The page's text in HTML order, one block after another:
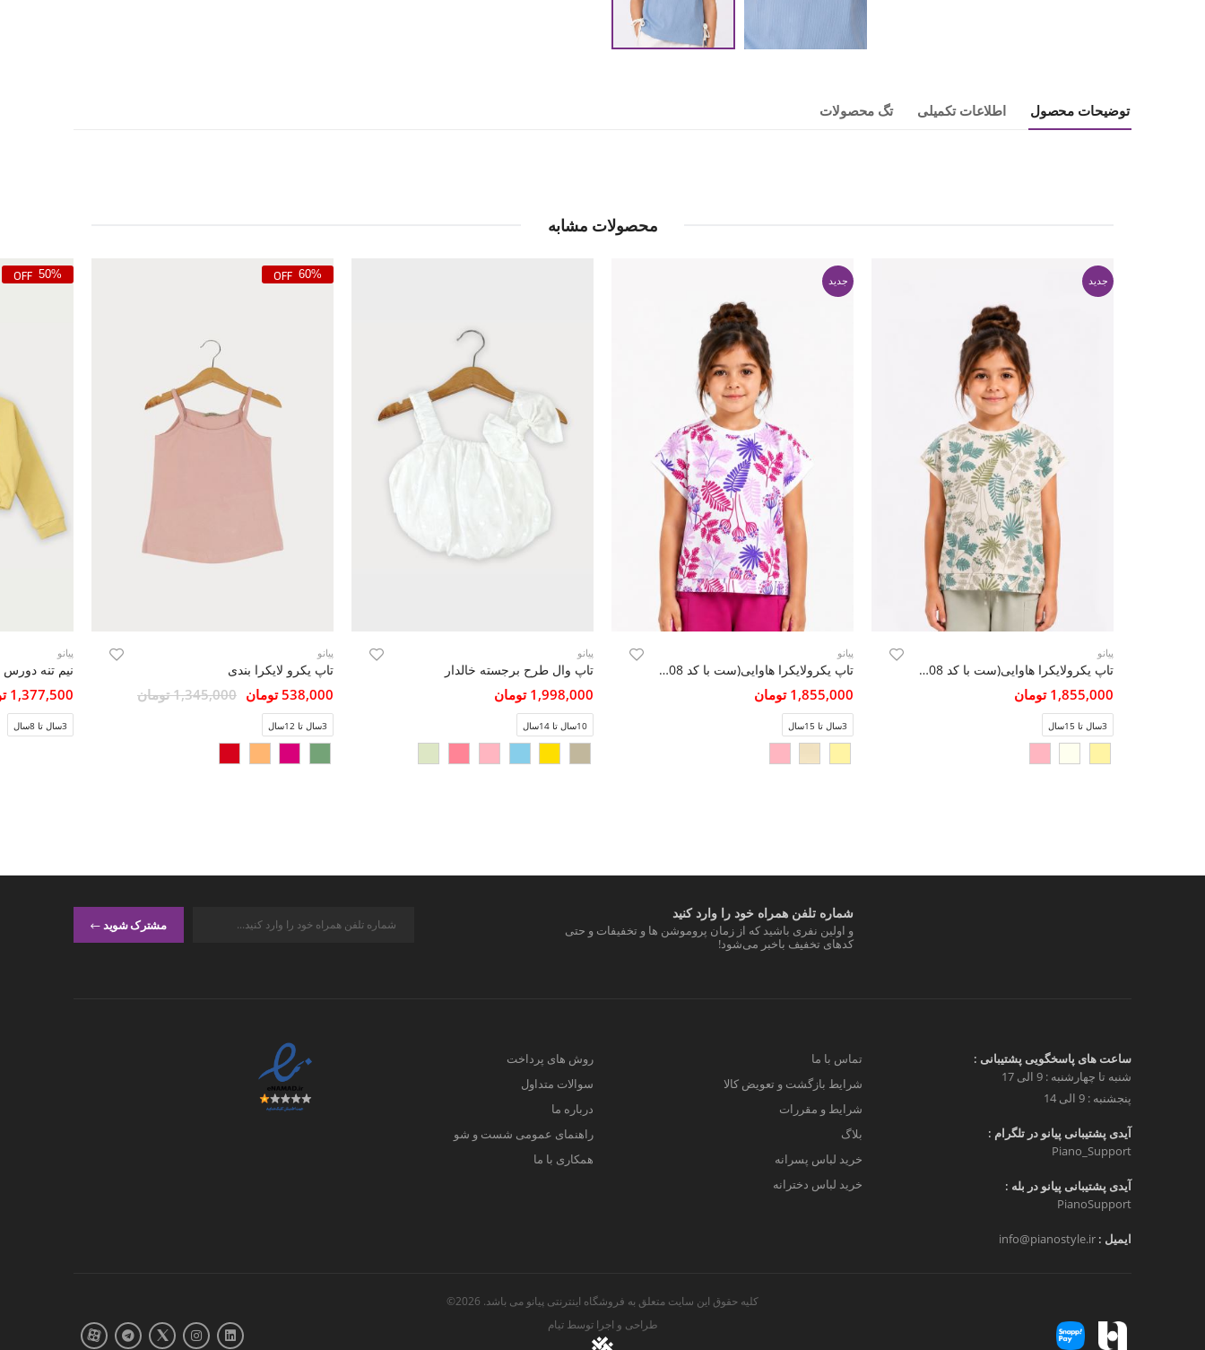
توضیحات محصول اطلاعات تکمیلی تگ محصولات
محصولات مشابه
جدید
پیانو
تاپ یکرولایکرا هاوایی(ست با کد 10808)
1,855,000 تومان
3سال تا 15سال
جدید
پیانو
تاپ یکرولایکرا هاوایی(ست با کد 10808)
1,855,000 تومان
3سال تا 15سال
پیانو
تاپ وال طرح برجسته خالدار
1,998,000 تومان
10سال تا 14سال
60%
پیانو
تاپ یکرو لایکرا بندی
538,000 تومان 1,345,000 تومان
3سال تا 12سال
50%
پیانو
1,377,500 تومان
3سال تا 8سال
شماره تلفن همراه خود را وارد کنید
و اولین نفری باشید که از زمان پروموشن ها و تخفیفات و حتی
کدهای تخفیف باخبر می‌شود!
مشترک شوید
ساعت های پاسخگویی پشتیبانی :
شنبه تا چهارشنبه : 9 الی 17
پنجشنبه : 9 الی 14
آیدی پشتیبانی پیانو در تلگرام :
Piano_Support
آیدی پشتیبانی پیانو در بله :
PianoSupport
ایمیل : info@pianostyle.ir
تماس با ما
شرایط بازگشت و تعویض کالا
شرایط و مقررات
بلاگ
خرید لباس پسرانه
خرید لباس دخترانه
روش های پرداخت
سوالات متداول
درباره ما
راهنمای عمومی شست و شو
همکاری با ما
کلیه حقوق این سایت متعلق به فروشگاه اینترنتی پیانو می باشد. 2026©
طراحی و اجرا توسطتیام